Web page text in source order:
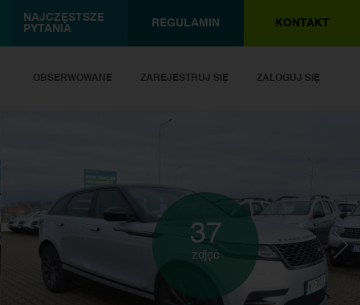
NAJCZĘSTSZE
PYTANIA
REGULAMIN KONTAKT
OBSERWOWANE ZAREJESTRUJ SIĘ ZALOGUJ SIĘ
37
zdjęć